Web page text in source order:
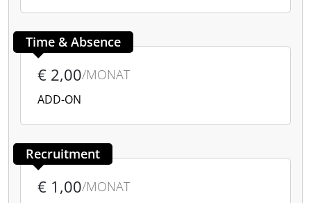
Time & Absence
€ 2,00/MONAT
ADD-ON
Recruitment
€ 1,00/MONAT